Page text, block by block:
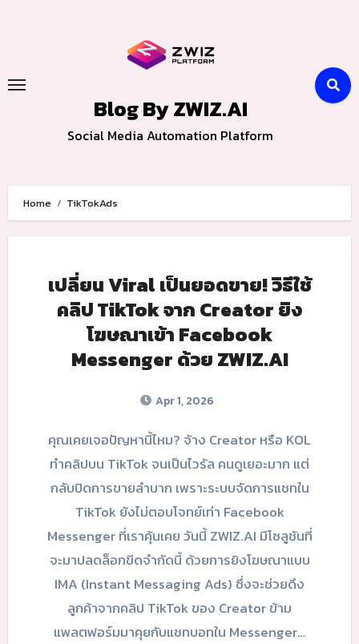
Blog By ZWIZ.AI
Social Media Automation Platform
Home TikTokAds
เปลี่ยน Viral เป็นยอดขาย! วิธีใช้
คลิป TikTok จาก Creator ยิง
โฆษณาเข้า Facebook
Messenger ด้วย ZWIZ.AI
Apr 1, 2026
คุณเคยเจอปัญหานี้ไหม? จ้าง Creator หรือ KOL
ทำคลิปบน TikTok จนเป็นไวรัล คนดูเยอะมาก แต่
กลับปิดการขายลำบาก เพราะระบบจัดการแชทใน
TikTok ยังไม่ตอบโจทย์เท่า Facebook
Messenger ที่เราคุ้นเคย วันนี้ ZWIZ.AI มีโซลูชันที่
จะมาปลดล็อกขีดจำกัดนี้ ด้วยการยิงโฆษณาแบบ
IMA (Instant Messaging Ads) ซึ่งจะช่วยดึง
ลูกค้าจากคลิป TikTok ของ Creator ข้าม
แพลตฟอร์มมาคุยกับแชทบอทใน Messenger…